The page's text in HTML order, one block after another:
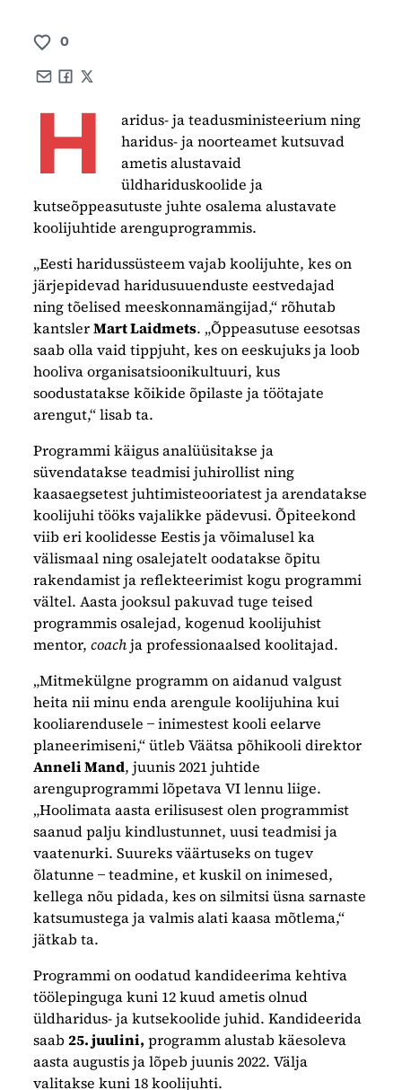
0
H
aridus- ja teadusministeerium ning
haridus- ja noorteamet kutsuvad
ametis alustavaid
üldhariduskoolide ja
kutseõppeasutuste juhte osalema alustavate
koolijuhtide arenguprogrammis.
„Eesti haridussüsteem vajab koolijuhte, kes on
järjepidevad haridusuuenduste eestvedajad
ning tõelised meeskonnamängijad,“ rõhutab
kantslerMart Laidmets. „Õppeasutuse eesotsas
saab olla vaid tippjuht, kes on eeskujuks ja loob
hooliva organisatsioonikultuuri, kus
soodustatakse kõikide õpilaste ja töötajate
arengut,“ lisab ta.
Programmi käigus analüüsitakse ja
süvendatakse teadmisi juhirollist ning
kaasaegsetest juhtimisteooriatest ja arendatakse
koolijuhi tööks vajalikke pädevusi. Õpiteekond
viib eri koolidesse Eestis ja võimalusel ka
välismaal ning osalejatelt oodatakse õpitu
rakendamist ja reflekteerimist kogu programmi
vältel. Aasta jooksul pakuvad tuge teised
programmis osalejad, kogenud koolijuhist
mentor,coachja professionaalsed koolitajad.
„Mitmekülgne programm on aidanud valgust
heita nii minu enda arengule koolijuhina kui
kooliarendusele ̶ inimestest kooli eelarve
planeerimiseni,“ ütleb Väätsa põhikooli direktor
Anneli Mand, juunis 2021 juhtide
arenguprogrammi lõpetava VI lennu liige.
„Hoolimata aasta erilisusest olen programmist
saanud palju kindlustunnet, uusi teadmisi ja
vaatenurki. Suureks väärtuseks on tugev
õlatunne ̶ teadmine, et kuskil on inimesed,
kellega nõu pidada, kes on silmitsi üsna sarnaste
katsumustega ja valmis alati kaasa mõtlema,“
jätkab ta.
Programmi on oodatud kandideerima kehtiva
töölepinguga kuni 12 kuud ametis olnud
üldharidus- ja kutsekoolide juhid. Kandideerida
saab25. juulini, programm alustab käesoleva
aasta augustis ja lõpeb juunis 2022. Välja
valitakse kuni 18 koolijuhti.